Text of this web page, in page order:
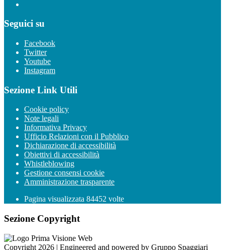
Seguici su
Facebook
Twitter
Youtube
Instagram
Sezione Link Utili
Cookie policy
Note legali
Informativa Privacy
Ufficio Relazioni con il Pubblico
Dichiarazione di accessibilità
Obiettivi di accessibilità
Whistleblowing
Gestione consensi cookie
Amministrazione trasparente
Pagina visualizzata 84452 volte
Sezione Copyright
Copyright 2026 | Engineered and powered by Gruppo Spaggiari